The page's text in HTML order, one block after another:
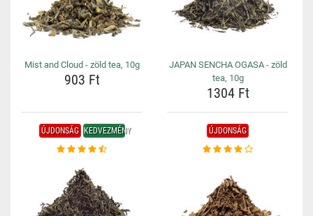
Mist and Cloud - zöld tea, 10g
903 Ft
JAPAN SENCHA OGASA - zöld
tea, 10g
1304 Ft
ÚJDONSÁG KEDVEZMÉNY ÚJDONSÁG